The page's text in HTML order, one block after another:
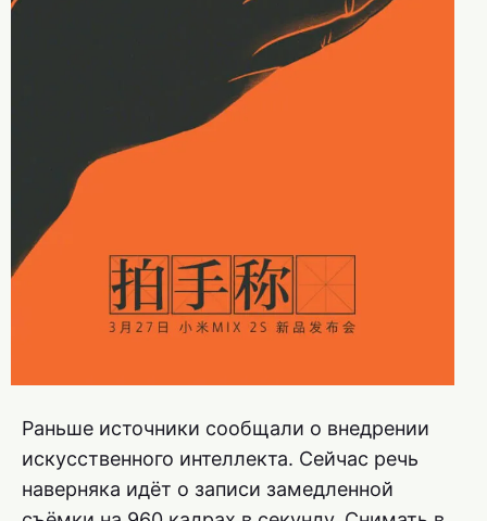
Раньше источники сообщали о внедрении
искусственного интеллекта. Сейчас речь
наверняка идёт о записи замедленной